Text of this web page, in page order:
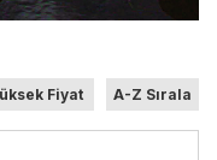
Fiyat A-Z Sırala